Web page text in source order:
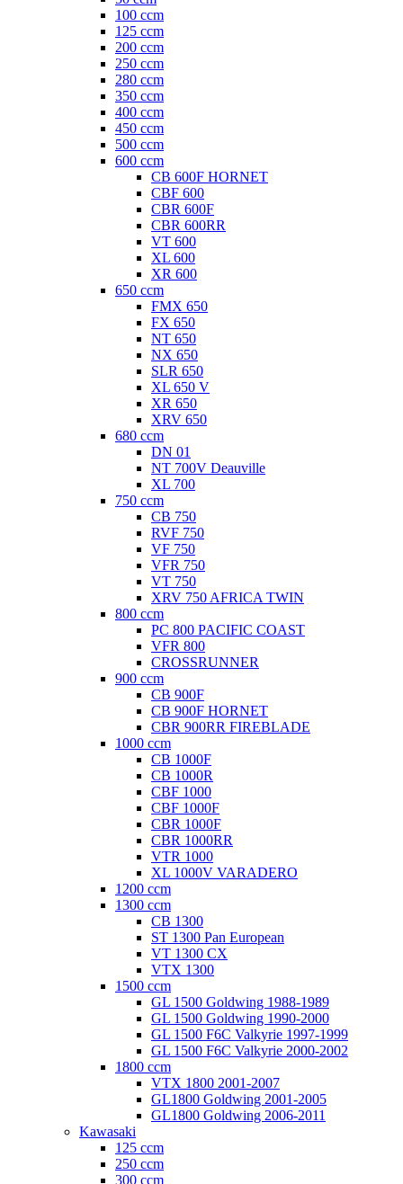
100 ccm
125 ccm
200 ccm
250 ccm
280 ccm
350 ccm
400 ccm
450 ccm
500 ccm
600 ccm
CB 600F HORNET
CBF 600
CBR 600F
CBR 600RR
VT 600
XL 600
XR 600
650 ccm
FMX 650
FX 650
NT 650
NX 650
SLR 650
XL 650 V
XR 650
XRV 650
680 ccm
DN 01
NT 700V Deauville
XL 700
750 ccm
CB 750
RVF 750
VF 750
VFR 750
VT 750
XRV 750 AFRICA TWIN
800 ccm
PC 800 PACIFIC COAST
VFR 800
CROSSRUNNER
900 ccm
CB 900F
CB 900F HORNET
CBR 900RR FIREBLADE
1000 ccm
CB 1000F
CB 1000R
CBF 1000
CBF 1000F
CBR 1000F
CBR 1000RR
VTR 1000
XL 1000V VARADERO
1200 ccm
1300 ccm
CB 1300
ST 1300 Pan European
VT 1300 CX
VTX 1300
1500 ccm
GL 1500 Goldwing 1988-1989
GL 1500 Goldwing 1990-2000
GL 1500 F6C Valkyrie 1997-1999
GL 1500 F6C Valkyrie 2000-2002
1800 ccm
VTX 1800 2001-2007
GL1800 Goldwing 2001-2005
GL1800 Goldwing 2006-2011
Kawasaki
125 ccm
250 ccm
300 ccm